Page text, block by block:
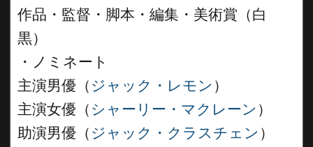
作品・監督・脚本・編集・美術賞（白
黒）
・ノミネート
主演男優（ ジャック・レモン ）
主演女優（ シャーリー・マクレーン ）
助演男優（ ジャック・クラスチェン ）